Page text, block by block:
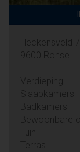
Heckensveld
9600 Ronse
Verdieping
Slaapkamers
Badkamers
Bewoonbare
Tuin
Terras